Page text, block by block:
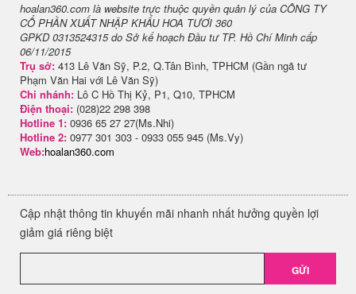
hoalan360.com là website trực thuộc quyền quản lý của CÔNG TY
CỔ PHẦN XUẤT NHẬP KHẨU HOA TƯƠI 360
GPKD 0313524315 do Sở kế hoạch Đầu tư TP. Hồ Chí Minh cấp
06/11/2015
Trụ sở: 413 Lê Văn Sỹ, P.2, Q.Tân Bình, TPHCM (Gần ngã tư
Phạm Văn Hai với Lê Văn Sỹ)
Chi nhánh: Lô C Hồ Thị Kỷ, P1, Q10, TPHCM
Điện thoại: (028)22 298 398
Hotline 1: 0936 65 27 27(Ms.Nhi)
Hotline 2: 0977 301 303 - 0933 055 945 (Ms.Vy)
Web:hoalan360.com
Cập nhật thông tin khuyến mãi nhanh nhất hưởng quyền lợi
giảm giá riêng biệt
GỬI